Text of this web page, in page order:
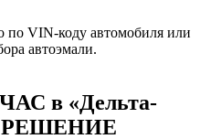
по VIN-коду автомобиля или
автоэмали.
в «Дельта-
РЕШЕНИЕ